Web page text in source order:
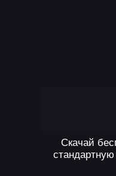
Скачай